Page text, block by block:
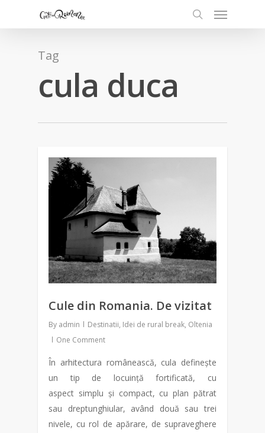
Tag
cula duca
Cule din Romania. De vizitat
By admin Destinatii, Idei de rural break, Oltenia
One Comment
În arhitectura românească, cula definește
un tip de locuință fortificată, cu
aspect simplu și compact, cu plan pătrat
sau dreptunghiular, având două sau trei
nivele, cu rol de apărare, de supraveghere